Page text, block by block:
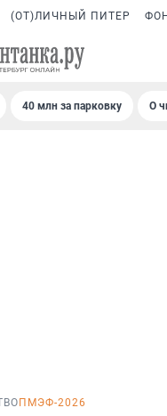
(ОТ)ЛИЧНЫЙ ПИТЕР
40 млн за парковку О
ПМЭФ-2026